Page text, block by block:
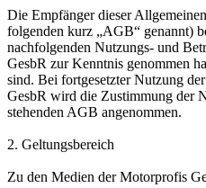
Die Empfänger dieser
folgenden kurz „AGB“ genannt)
nachfolgenden Nutzungs- und
GesbR zur Kenntnis genommen
sind. Bei fortgesetzter Nutzung
GesbR wird die Zustimmung der
stehenden AGB angenommen.
2. Geltungsbereich
Zu den Medien der Motorprofis